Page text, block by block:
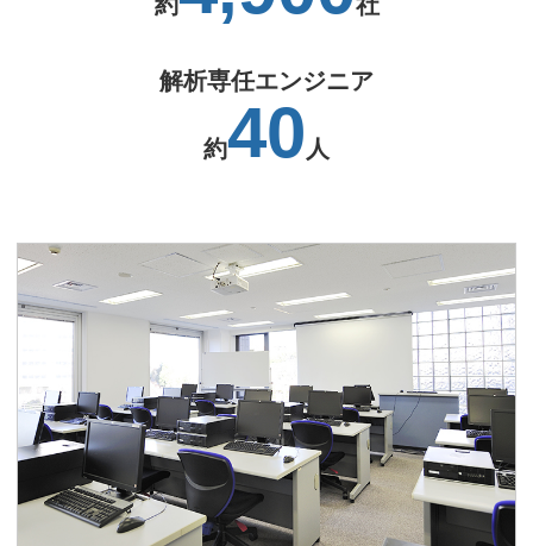
解析専任エンジニア
約40 人